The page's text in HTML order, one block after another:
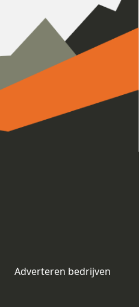
Adverteren bedrijven